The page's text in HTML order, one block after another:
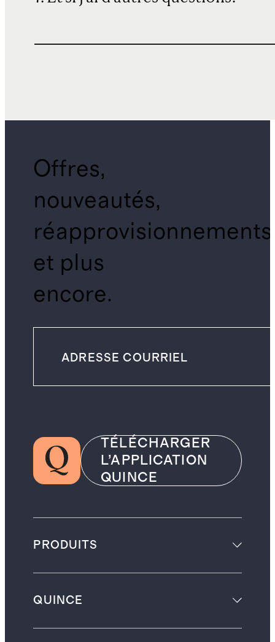
Offres,
nouveautés,
réapprovisionnements
et plus
encore.
TÉLÉCHARGER
L’APPLICATION
QUINCE
PRODUITS
QUINCE